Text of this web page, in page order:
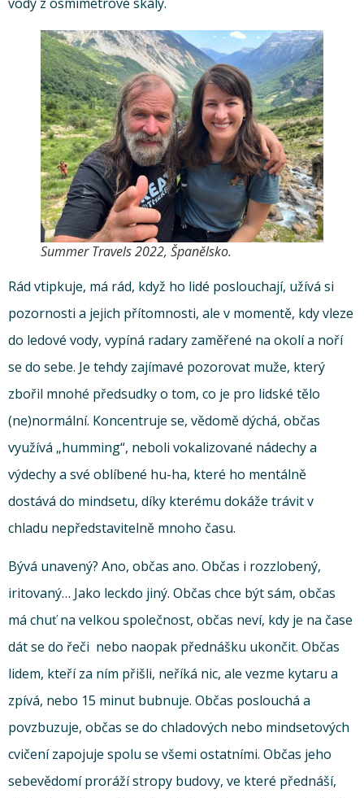
Summer Travels 2022, Španělsko.
Rád vtipkuje, má rád, když ho lidé poslouchají, užívá si
pozornosti a jejich přítomnosti, ale v momentě, kdy vleze
do ledové vody, vypíná radary zaměřené na okolí a noří
se do sebe. Je tehdy zajímavé pozorovat muže, který
zbořil mnohé předsudky o tom, co je pro lidské tělo
(ne)normální. Koncentruje se, vědomě dýchá, občas
využívá „humming“, neboli vokalizované nádechy a
výdechy a své oblíbené hu-ha, které ho mentálně
dostává do mindsetu, díky kterému dokáže trávit v
chladu nepředstavitelně mnoho času.
Bývá unavený? Ano, občas ano. Občas i rozzlobený,
iritovaný… Jako leckdo jiný. Občas chce být sám, občas
má chuť na velkou společnost, občas neví, kdy je na čase
dát se do řeči nebo naopak přednášku ukončit. Občas
lidem, kteří za ním přišli, neříká nic, ale vezme kytaru a
zpívá, nebo 15 minut bubnuje. Občas poslouchá a
povzbuzuje, občas se do chladových nebo mindsetových
cvičení zapojuje spolu se všemi ostatními. Občas jeho
sebevědomí proráží stropy budovy, ve které přednáší,